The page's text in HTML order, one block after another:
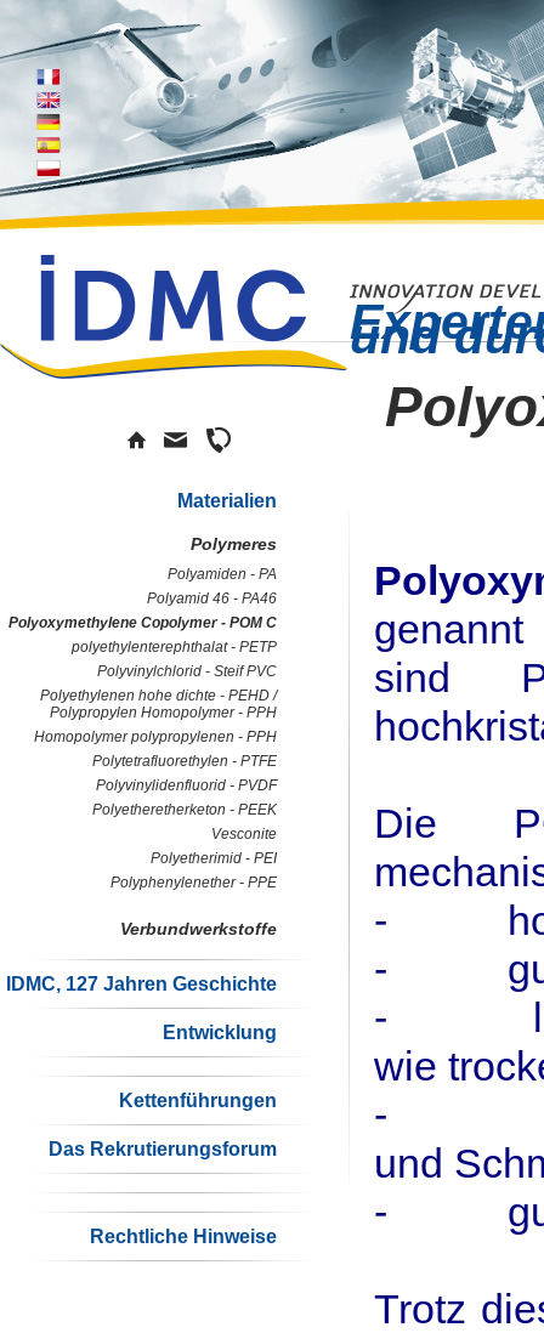
Materialien
Polymeres
Polyamiden - PA
Polyamid 46 - PA46
Polyoxymethylene Copolymer - POM C
polyethylenterephthalat - PETP
Polyvinylchlorid - Steif PVC
Polyethylenen hohe dichte - PEHD /
Polypropylen Homopolymer - PPH
Homopolymer polypropylenen - PPH
Polytetrafluorethylen - PTFE
Polyvinylidenfluorid - PVDF
Polyetheretherketon - PEEK
Vesconite
Polyetherimid - PEI
Polyphenylenether - PPE
Verbundwerkstoffe
IDMC, 127 Jahren Geschichte
Entwicklung
Kettenführungen
Das Rekrutierungsforum
Rechtliche Hinweise
und
genannt
sind
Die
-
- gute
-
wie
- gute
und
- gute
Trotz